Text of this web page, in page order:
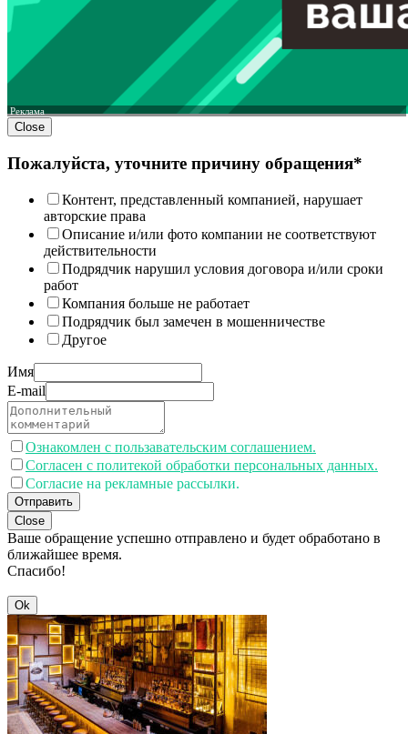
Реклама
Close
Пожалуйста, уточните причину обращения*
Контент, представленный компанией, нарушает
авторские права
Описание и/или фото компании не соответствуют
действительности
Подрядчик нарушил условия договора и/или сроки
работ
Компания больше не работает
Подрядчик был замечен в мошенничестве
Другое
Имя
E-mail
Ознакомлен с пользавательским соглашением.
Согласен с политекой обработки персональных данных.
Согласие на рекламные рассылки.
Отправить
Close
Ваше обращение успешно отправлено и будет обработано в
ближайшее время.
Спасибо!
Ok